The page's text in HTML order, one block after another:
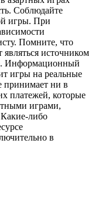
Соблюдайте
игры. При
Помните, что
являться источником
Информационный
игры на реальные
принимает ни в
платежей, которые
играми,
либо
в